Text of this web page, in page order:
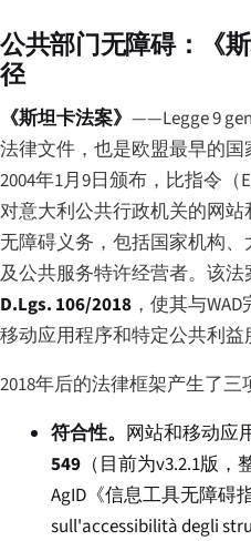
公共部门无障碍：《
径
《斯坦卡法案》 ——Legge 9
法律文件，也是欧盟最早的
2004年1月9日颁布，比指令（
对意大利公共行政机关的网
无障碍义务，包括国家机构
及公共服务特许经营者。该
D.Lgs. 106/2018 ，使其与
移动应用程序和特定公共利益
2018年后的法律框架产生了三
符合性。 网站和移动应
549 （目前为v3.2.1版，
AgID《信息工具无障碍
sull'accessibilità degli